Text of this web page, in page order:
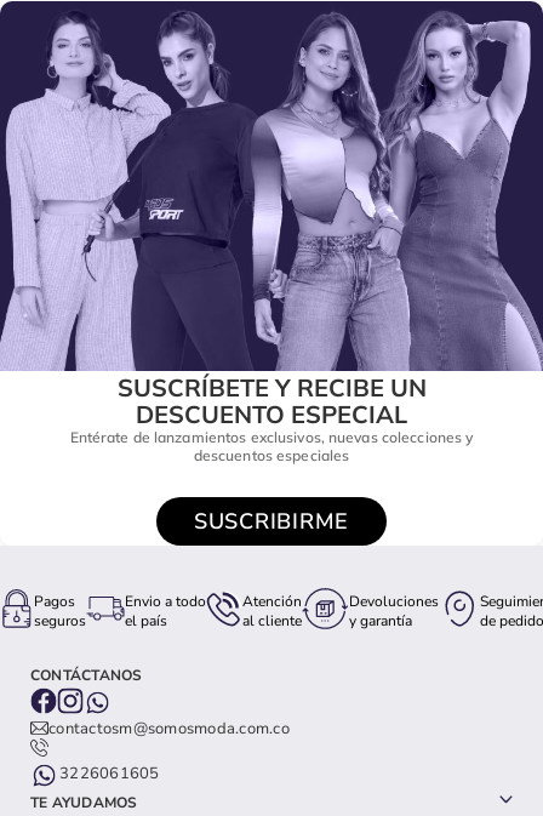
SUSCRÍBETE Y RECIBE UN
DESCUENTO ESPECIAL
Entérate de lanzamientos exclusivos, nuevas colecciones y
descuentos especiales
SUSCRIBIRME
Pagos
seguros
Envio a todo
el país
Atención
al cliente
Devoluciones
y garantía
de pedido
CONTÁCTANOS
contactosm@somosmoda.com.co
3226061605
TE AYUDAMOS